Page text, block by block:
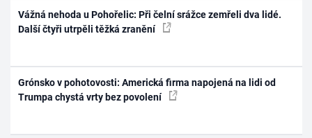
Vážná nehoda u Pohořelic: Při čelní srážce zemřeli dva lidé.
Další čtyři utrpěli těžká zranění
Grónsko v pohotovosti: Americká firma napojená na lidi od
Trumpa chystá vrty bez povolení